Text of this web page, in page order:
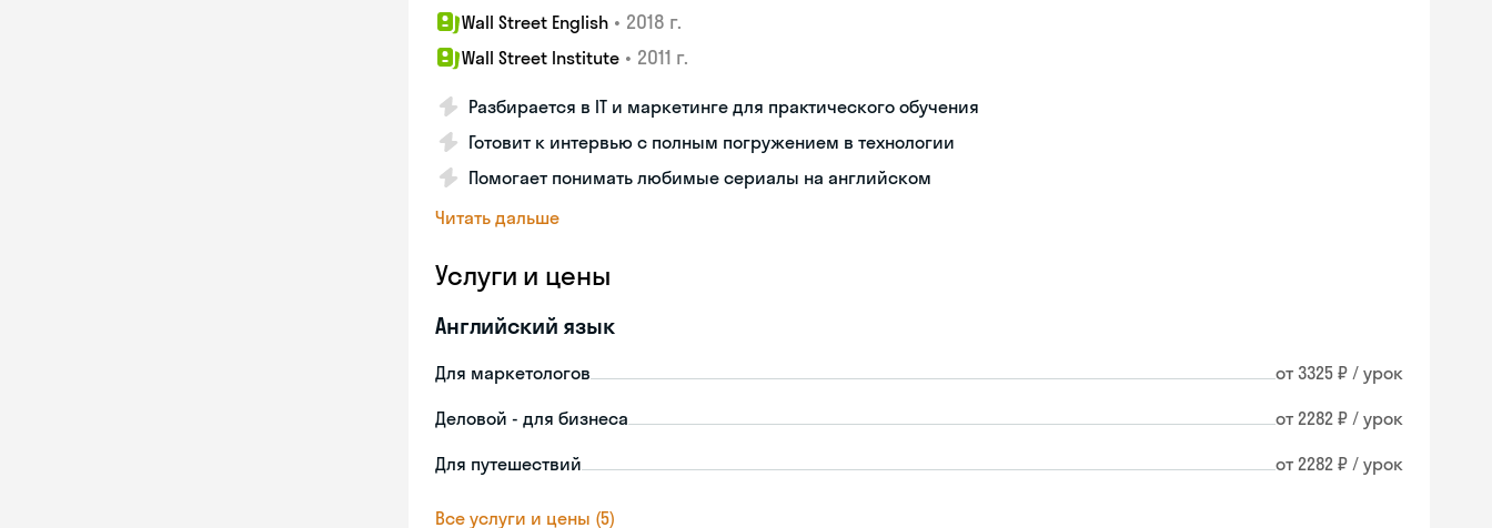
Wall Street English • 2018 г.
Wall Street Institute • 2011 г.
Разбирается в IT и маркетинге для практического обучения
Готовит к интервью с полным погружением в технологии
Помогает понимать любимые сериалы на английском
Читать дальше
Услуги и цены
Английский язык
Для маркетологов от 3325 ₽ / урок
Деловой - для бизнеса от 2282 ₽ / урок
Для путешествий от 2282 ₽ / урок
Все услуги и цены (5)